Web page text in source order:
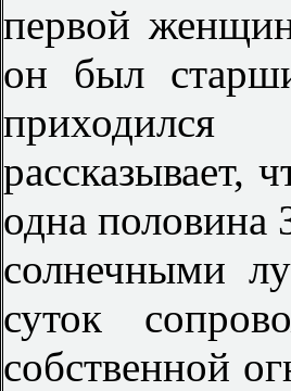
первой
он был
приходился
рассказывает,
одна
солнечными
суток
собственной